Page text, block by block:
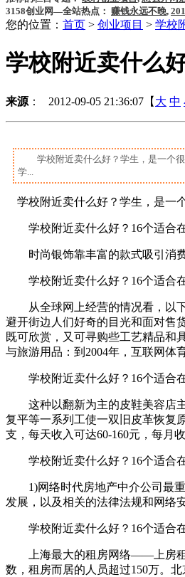
3158创业网—全站热点： 赚钱永远不晚,
您的位置： 首页 > 创业项目 > 学校
学校附近卖什么
来源 ： 2012-09-05 21:36:07【 大 中
学校附近卖什么好？学生，是一个
学...
学校附近卖什么好？学生，是一
学校附近卖什么好？16个适合
时尚银饰靠丰富的款式吸引消费
学校附近卖什么好？16个适合在
从全球网上经营的情况看，以下
避开街边人们好奇的目光和面对售
既可欣赏，又可寻购些工艺精品和
与旅游用品：到2004年，互联网体
学校附近卖什么好？16个适合
这种以翻新为主的皮鞋美容店主
复平等一系列工使一双旧皮革恢复
支，每天收入可达60-160元，每月收
学校附近卖什么好？16个适合
1)网络时代房地产中介公司最重
发展，以及相关的法律法规和网络
学校附近卖什么好？16个适合在
上海最大的租房网络——上房租赁
数，租房而居的人员超过150万。